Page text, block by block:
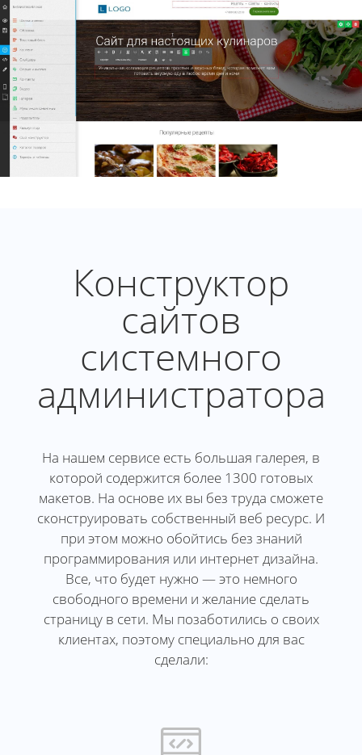
Конструктор
сайтов
системного
администратора
На нашем сервисе есть большая галерея, в
которой содержится более 1300 готовых
макетов. На основе их вы без труда сможете
сконструировать собственный веб ресурс. И
при этом можно обойтись без знаний
программирования или интернет дизайна.
Все, что будет нужно — это немного
свободного времени и желание сделать
страницу в сети. Мы позаботились о своих
клиентах, поэтому специально для вас
сделали: